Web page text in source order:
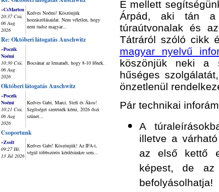
~CsMarton
20:37 Csü,
06 Aug
2026
Kedves Noémi! Köszönjük
hozzászólásaidat. Nem véletlen, hogy
nem tudsz magyar...
Re: Októberi látogatás Auschwitz
~Poczik
Noémi
10:30 Csü,
06 Aug
2026
Bocsánat az lemaradt, hogy 8-10 főnek.
Októberi látogatás Auschwitz
~Poczik
Noémi
10:21 Csü,
06 Aug
2026
Kedves Gabi, Marci, Stefi és Ákos!
Segítséget szeretnék kérni, 2026 őszi
szünet...
Csoportunk
~Zsolt
09:27 Hé,
13 Júl 2026
Kedves Gabi! Köszönjük! Az IFA-t,
végül többszörös kérdésünkre sem...
E mellett
Árpád, aki tán a
túraútvonalak és
Tátráról szóló cikk
magyar nyelvű
köszönjük neki a
hűséges
önzetlenül
Pár technikai
A
illetve a
az első kettő
képest, de az
befolyásolhatja!